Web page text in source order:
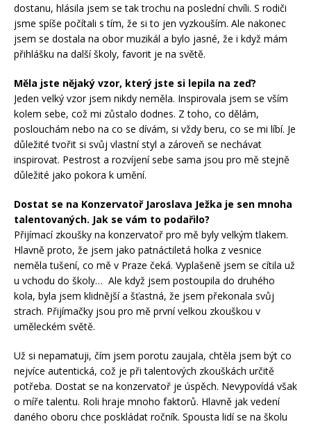
dostanu, hlásila jsem se tak trochu na poslední chvíli. S rodiči
jsme spíše počítali s tím, že si to jen vyzkouším. Ale nakonec
jsem se dostala na obor muzikál a bylo jasné, že i když mám
přihlášku na další školy, favorit je na světě.
Měla jste nějaký vzor, který jste si lepila na zeď?
Jeden velký vzor jsem nikdy neměla. Inspirovala jsem se vším
kolem sebe, což mi zůstalo dodnes. Z toho, co dělám,
poslouchám nebo na co se dívám, si vždy beru, co se mi líbí. Je
důležité tvořit si svůj vlastní styl a zároveň se nechávat
inspirovat. Pestrost a rozvíjení sebe sama jsou pro mě stejně
důležité jako pokora k umění.
Dostat se na Konzervatoř Jaroslava Ježka je sen mnoha
talentovaných. Jak se vám to podařilo?
Přijímací zkoušky na konzervatoř pro mě byly velkým tlakem.
Hlavně proto, že jsem jako patnáctiletá holka z vesnice
neměla tušení, co mě v Praze čeká. Vyplašeně jsem se cítila už
u vchodu do školy… Ale když jsem postoupila do druhého
kola, byla jsem klidnější a šťastná, že jsem překonala svůj
strach. Přijímačky jsou pro mě první velkou zkouškou v
uměleckém světě.
Už si nepamatuji, čím jsem porotu zaujala, chtěla jsem být co
nejvíce autentická, což je při talentových zkouškách určitě
potřeba. Dostat se na konzervatoř je úspěch. Nevypovídá však
o míře talentu. Roli hraje mnoho faktorů. Hlavně jak vedení
daného oboru chce poskládat ročník. Spousta lidí se na školu